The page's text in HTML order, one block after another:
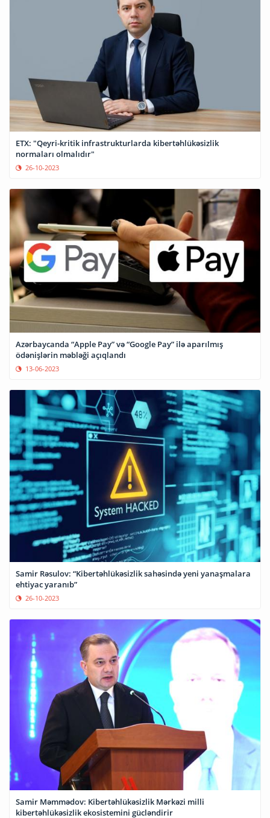
ETX: "Qeyri-kritik infrastrukturlarda kibertəhlükəsizlik
normaları olmalıdır"
26-10-2023
Azərbaycanda “Apple Pay” və “Google Pay” ilə aparılmış
ödənişlərin məbləği açıqlandı
13-06-2023
Samir Rəsulov: “Kibertəhlükəsizlik sahəsində yeni yanaşmalara
ehtiyac yaranıb”
26-10-2023
Samir Məmmədov: Kibertəhlükəsizlik Mərkəzi milli
kibertəhlükəsizlik ekosistemini gücləndirir